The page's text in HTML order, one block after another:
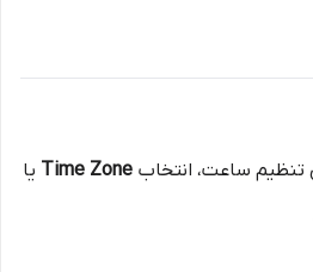
ساعت، انتخاب Time Zone یا